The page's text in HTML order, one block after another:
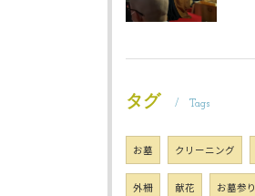
タグ Tags
お墓 クリーニング
外柵 献花 お墓参り